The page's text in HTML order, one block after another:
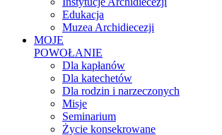
Edukacja
Muzea Archidiecezji
MOJE
POWOŁANIE
Dla kapłanów
Dla katechetów
Dla rodzin i narzeczonych
Misje
Seminarium
Życie konsekrowane